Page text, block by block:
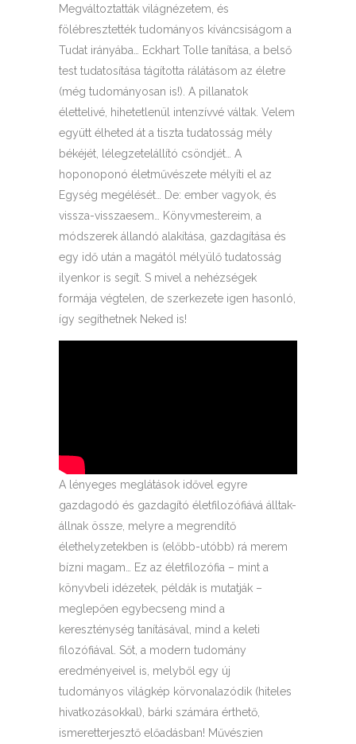
Megváltoztatták világnézetem, és
fölébresztették tudományos kíváncsiságom a
Tudat irányába… Eckhart Tolle tanítása, a belső
test tudatosítása tágította rálátásom az életre
(még tudományosan is!). A pillanatok
élettelivé, hihetetlenül intenzívvé váltak. Velem
együtt élheted át a tiszta tudatosság mély
békéjét, lélegzetelállító csöndjét… A
hoponoponó életművészete mélyíti el az
Egység megélését… De: ember vagyok, és
vissza-visszaesem… Könyvmestereim, a
módszerek állandó alakítása, gazdagítása és
egy idő után a magától mélyülő tudatosság
ilyenkor is segít. S mivel a nehézségek
formája végtelen, de szerkezete igen hasonló,
így segíthetnek Neked is!
A lényeges meglátások idővel egyre
gazdagodó és gazdagító életfilozófiává álltak-
állnak össze, melyre a megrendítő
élethelyzetekben is (előbb-utóbb) rá merem
bízni magam… Ez az életfilozófia – mint a
könyvbeli idézetek, példák is mutatják –
meglepően egybecseng mind a
kereszténység tanításával, mind a keleti
filozófiával. Sőt, a modern tudomány
eredményeivel is, melyből egy új
tudományos világkép körvonalazódik (hiteles
hivatkozásokkal), bárki számára érthető,
ismeretterjesztő előadásban! Művészien